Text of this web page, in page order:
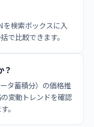
を検索ボックスに入
で比較できます。
？
タ蓄積分）の価格推
変動トレンドを確認
。